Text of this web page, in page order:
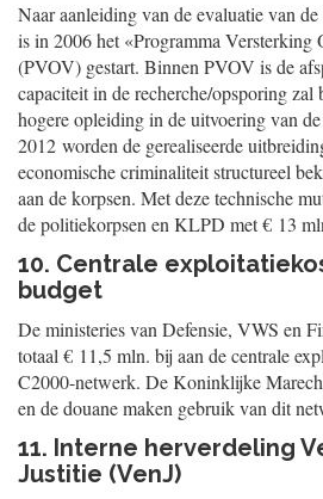
Naar aanleiding van de evaluatie van
is in 2006 het «Programma
(PVOV) gestart. Binnen PVOV is de
capaciteit in de recherche/opsporing
hogere opleiding in de uitvoering van
2012 worden de gerealiseerde
economische criminaliteit structureel
aan de korpsen. Met deze technische
de politiekorpsen en KLPD met € 13
10. Centrale
budget
De ministeries van Defensie, VWS en
totaal € 11,5 mln. bij aan de centrale
C2000-netwerk. De Koninklijke
en de douane maken gebruik van dit
11. Interne herverdeling
Justitie (VenJ)